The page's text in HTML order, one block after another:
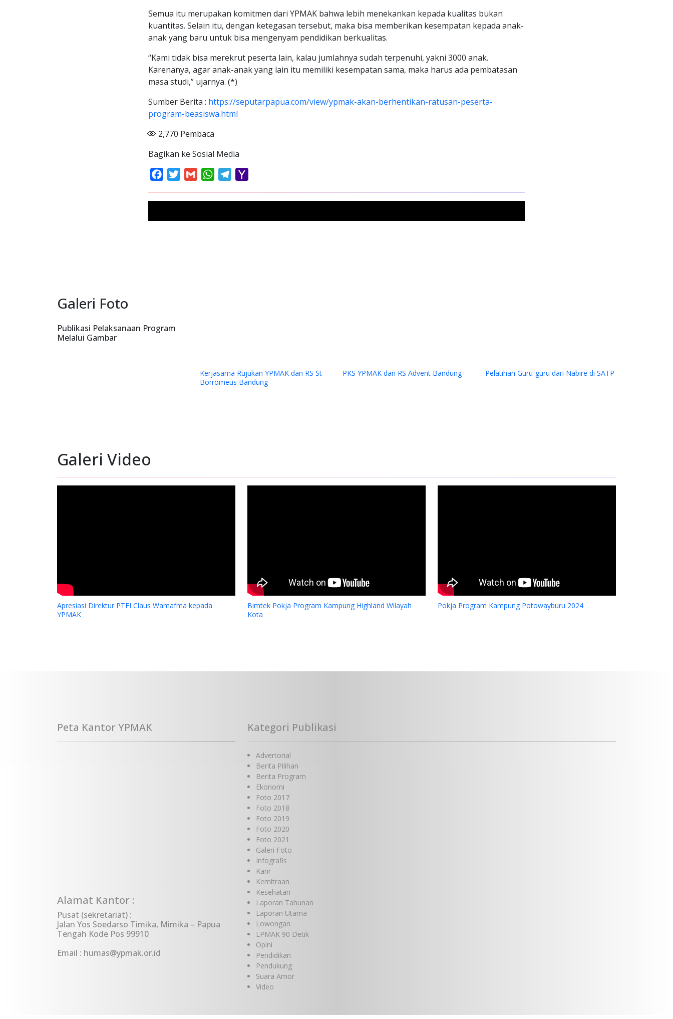
Semua itu merupakan komitmen dari YPMAK bahwa lebih menekankan kepada kualitas bukan
kuantitas. Selain itu, dengan ketegasan tersebut, maka bisa memberikan kesempatan kepada anak-
anak yang baru untuk bisa mengenyam pendidikan berkualitas.
“Kami tidak bisa merekrut peserta lain, kalau jumlahnya sudah terpenuhi, yakni 3000 anak.
Karenanya, agar anak-anak yang lain itu memiliki kesempatan sama, maka harus ada pembatasan
masa studi,” ujarnya. (*)
Sumber Berita : https://seputarpapua.com/view/ypmak-akan-berhentikan-ratusan-peserta-
program-beasiswa.html
2,770 Pembaca
Bagikan ke Sosial Media
FacebookTwitterGmail WhatsAppTelegram
Galeri Foto
Publikasi Pelaksanaan Program
Melalui Gambar
Kemah Injil Indonesia (GKII) Wilayah 2,
Pelatihan Guru-guru dari Nabire di SATP
Galeri Video
Apresiasi Direktur PTFI Claus Wamafma kepada
YPMAK
Bimtek Pokja Program Kampung Highland Wilayah
Kota
Pokja Program Kampung Potowayburu 2024
Peta Kantor YPMAK
Alamat Kantor :
Pusat (sekretariat) :
Jalan Yos Soedarso Timika, Mimika – Papua
Tengah Kode Pos 99910
Email : humas@ypmak.or.id
Kategori Publikasi
Advertorial
Berita Pilihan
Berita Program
Ekonomi
Foto 2017
Foto 2018
Foto 2019
Foto 2020
Foto 2021
Galeri Foto
Infografis
Karir
Kemitraan
Kesehatan
Laporan Tahunan
Laporan Utama
Lowongan
LPMAK 90 Detik
Opini
Pendidikan
Pendukung
Suara Amor
Video